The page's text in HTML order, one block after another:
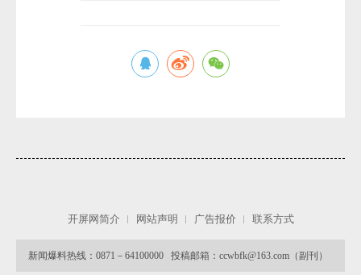
开屏网简介 网站声明 广告报价 联系方式
新闻爆料热线：0871－64100000 投稿邮箱：ccwbfk@163.com（副刊）